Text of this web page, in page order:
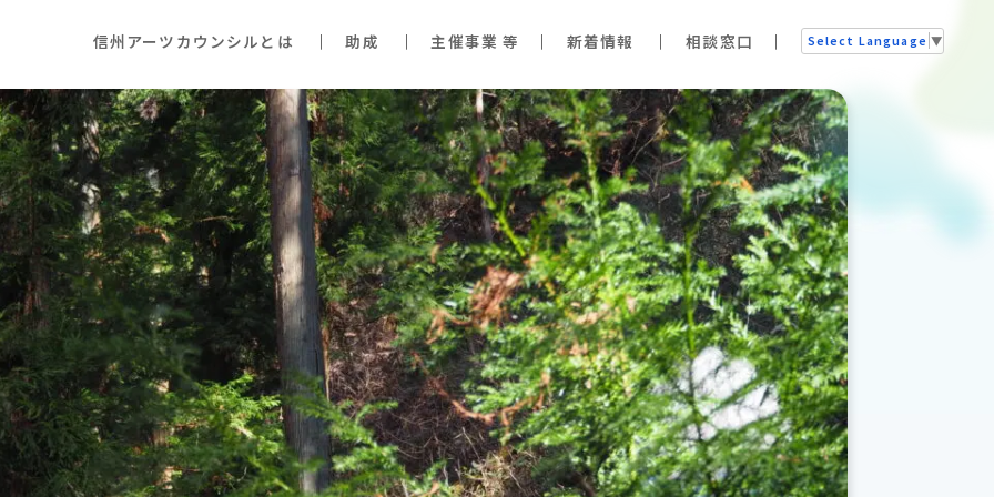
信州アーツカウンシルとは 助成 主催事業 等 新着情報 相談窓口 Select Language ▼